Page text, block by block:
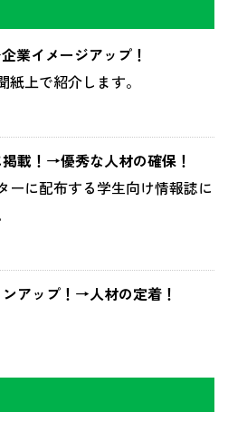
業イメージアップ！
上で紹介します。
載！→優秀な人材の確保！
ーに配布する学生向け情報誌に
アップ！→人材の定着！